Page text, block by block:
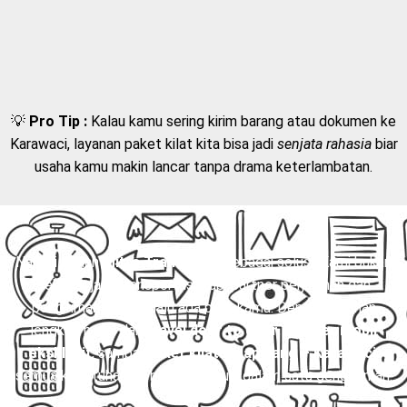
💡 Pro Tip : Kalau kamu sering kirim barang atau dokumen ke
Karawaci, layanan paket kilat kita bisa jadi senjata rahasiabiar
usaha kamu makin lancar tanpa drama keterlambatan.
Nah, di sinilah Mitra Trans
hadir sebagai solusi. Kami bukan
sekadar jasa transportasi, tapi partner perjalanan dan
pengiriman yang selalu ada buat kamu. Dengan layanan
lengkap mulai dari
travel door to door,
charter mobil
eksklusif, sampai paket kilat Balapulang – Karawaci,
semua kebutuhanmu bisa terpenuhi dalam satu genggaman.